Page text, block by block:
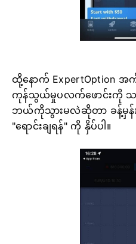
ထို့နောက် ExpertOption အ
ကုန်သွယ်မှုပလက်ဖောင်းကို
ဘယ်ကိုသွားမလဲဆိုတာ ခန့်မှ
"ရောင်းချရန်" ကို နှိပ်ပါ။